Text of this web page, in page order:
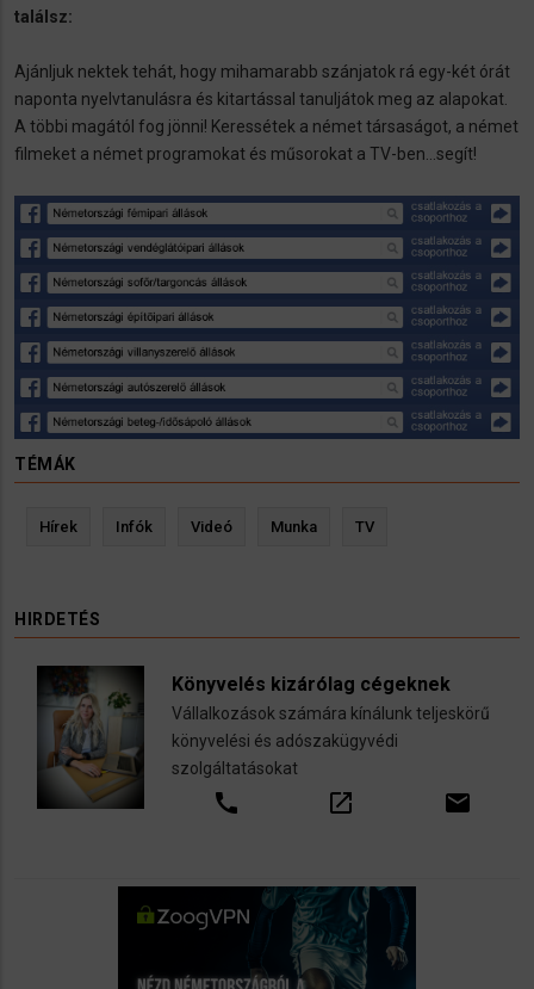
találsz:
Ajánljuk nektek tehát, hogy mihamarabb szánjatok rá egy-két órát
naponta nyelvtanulásra és kitartással tanuljátok meg az alapokat.
A többi magától fog jönni! Keressétek a német társaságot, a német
filmeket a német programokat és műsorokat a TV-ben...segít!
TÉMÁK
Hírek Infók Videó Munka TV
HIRDETÉS
Könyvelés kizárólag cégeknek
Vállalkozások számára kínálunk teljeskörű
könyvelési és adószakügyvédi
szolgáltatásokat
call open_in_new email